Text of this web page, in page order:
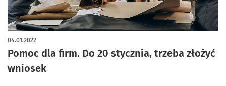
Pomoc dla firm. Do 20 stycznia, trzeba złożyć
wniosek
04.01.2022